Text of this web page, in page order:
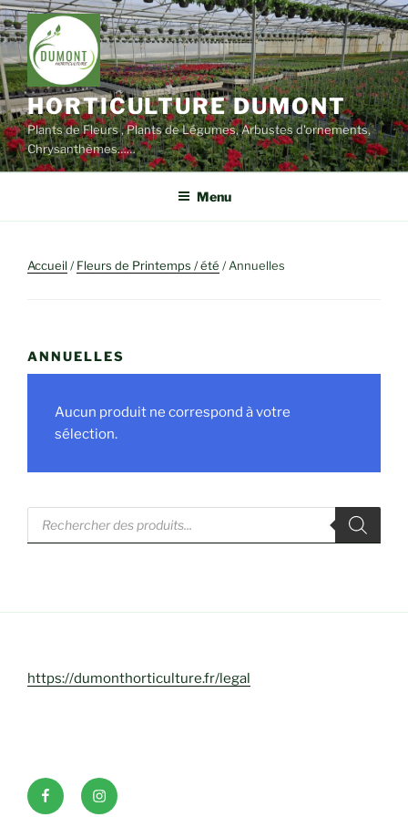
Aller
au
contenu
principal
HORTICULTURE DUMONT
Plants de Fleurs , Plants de Légumes, Arbustes d'ornements,
Chrysanthèmes……
Menu
Accueil/Fleurs de Printemps / été / Annuelles
ANNUELLES
Aucun produit ne correspond à votre
sélection.
Recherche
produits
https://dumonthorticulture.fr/legal
FacebookINSTAGRAM